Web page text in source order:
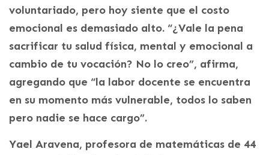
voluntariado, pero hoy siente que el costo
emocional es demasiado alto. “¿Vale la pena
sacrificar tu salud física, mental y emocional a
cambio de tu vocación? No lo creo”, afirma,
agregando que “la labor docente se encuentra
en su momento más vulnerable, todos lo saben
pero nadie se hace cargo”.
Yael Aravena, profesora de matemáticas de 44